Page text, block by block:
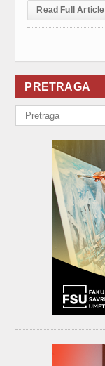
Read Full Article
PRETRAGA